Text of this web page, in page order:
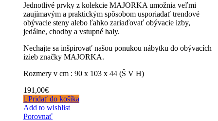
Jednotlivé prvky z kolekcie MAJORKA umožnia veľmi
zaujímavým a praktickým spôsobom usporiadať trendové
obývacie steny alebo ľahko zariaďovať obývacie izby,
jedálne, chodby a vstupné haly.
Nechajte sa inšpirovať našou ponukou nábytku do obývacích
izieb značky MAJORKA.
Rozmery v cm : 90 x 103 x 44 (Š V H)
191,00€
Pridať do košíka
Add to wishlist
Porovnať